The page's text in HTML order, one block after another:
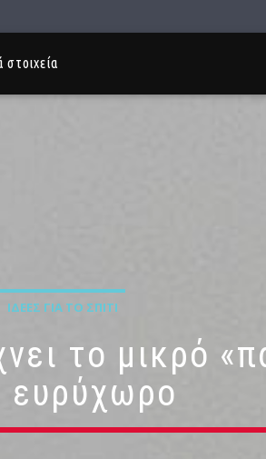
στοιχεία
ΙΔΈΕΣ ΓΙΑ ΤΟ ΣΠΊΤΙ
το μικρό
ευρύχωρο